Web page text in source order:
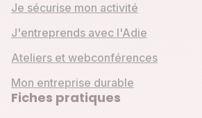
Je sécurise mon activité
J'entreprends avec l'Adie
Ateliers et webconférences
Mon entreprise durable
Fiches pratiques